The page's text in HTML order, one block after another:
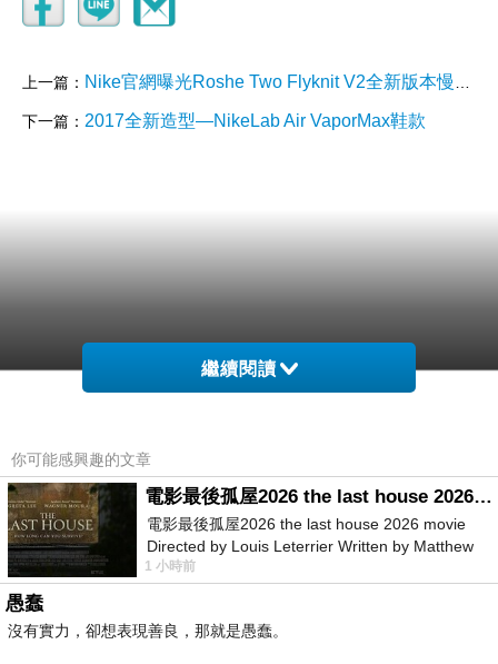
上一篇： Nike官網曝光Roshe Two Flyknit V2全新版本慢跑鞋
下一篇： 2017全新造型—NikeLab Air VaporMax鞋款
繼續閱讀
你可能感興趣的文章
電影最後孤屋2026 the last house 2026 movie
電影最後孤屋2026 the last house 2026 movie
Directed by Louis Leterrier Written by Matthew
Robinson Starring Greta Lee Wa
1 小時前
愚蠢
沒有實力，卻想表現善良，那就是愚蠢。